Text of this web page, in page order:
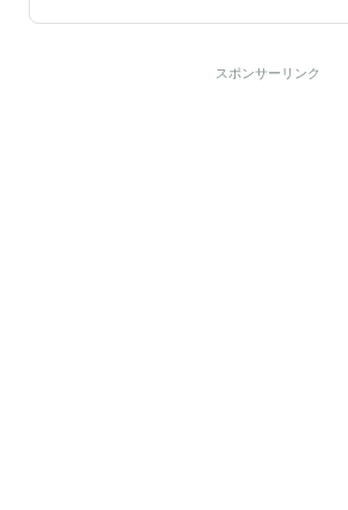
スポンサーリンク